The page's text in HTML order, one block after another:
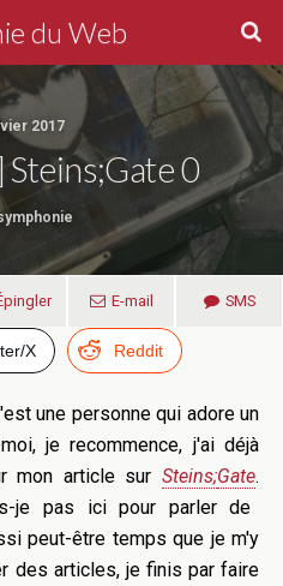
du Web
2017
0
E-mail SMS
X Reddit
une personne qui adore un
je recommence, j'ai déjà
mon article sur Steins;Gate.
je pas ici pour parler de
peut-être temps que je m'y
des articles, je finis par faire